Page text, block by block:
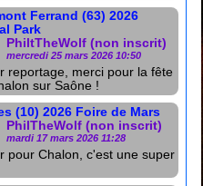
Ferrand (63) 2026
Park
PhiltTheWolf (non inscrit)
mercredi 25 mars 2026 10:50
reportage, merci pour la fête
sur Saône !
(10) 2026 Foire de Mars
PhilTheWolf (non inscrit)
mardi 17 mars 2026 11:28
pour Chalon, c'est une super